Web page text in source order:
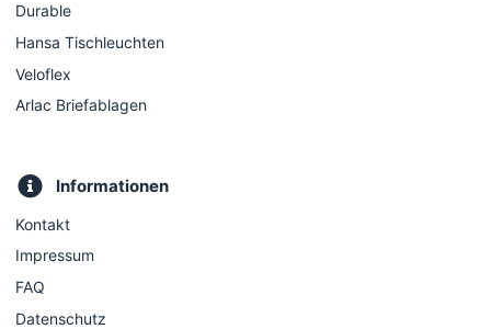
Durable
Hansa Tischleuchten
Veloflex
Arlac Briefablagen
Informationen
Kontakt
Impressum
FAQ
Datenschutz